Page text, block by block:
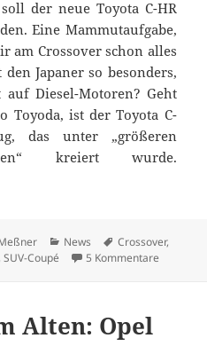
der neue Toyota C-HR
Eine Mammutaufgabe,
am Crossover schon alles
Japaner so besonders,
auf Diesel-Motoren? Geht
Toyoda, ist der Toyota C-
das unter „größeren
kreiert wurde.
des Crossover?
Kategorien
News Schlagwörter
Crossover,
,SUV-Coupé 5 Kommentare
Alten: Opel